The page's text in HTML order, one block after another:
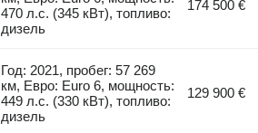
470 л.с. (345 кВт), топливо:
дизель
174 500 €
Год: 2021, пробег: 57 269
км, Евро: Euro 6, мощность:
449 л.с. (330 кВт), топливо:
дизель
129 900 €